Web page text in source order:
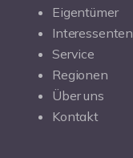
Eigentümer
Interessenten
Service
Regionen
Über uns
Kontakt